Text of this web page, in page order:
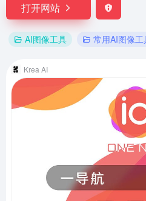
打开网站
AI图像工具 常用AI图像工
Krea AI